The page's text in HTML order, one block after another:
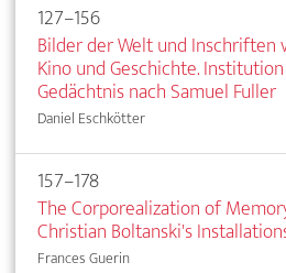
127–156
Bilder der Welt und Inschriften
Kino und Geschichte.
Gedächtnis nach Samuel Fuller
Daniel Eschkötter
157–178
The Corporealization of
Christian Boltanski's
Frances Guerin